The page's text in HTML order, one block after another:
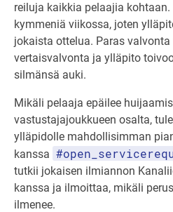
reiluja kaikkia pelaajia
kymmeniä viikossa, joten
jokaista ottelua. Paras
vertaisvalvonta ja ylläpito
silmänsä auki.
Mikäli pelaaja epäilee
vastustajajoukkueen osalta,
ylläpidolle mahdollisimman
kanssa
tutkii jokaisen ilmiannon
kanssa ja ilmoittaa, mikäli
ilmenee.